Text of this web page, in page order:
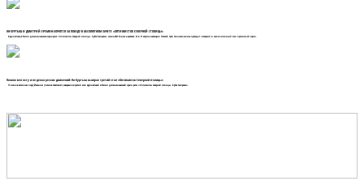
ЯН КУРТЫШ И ДМИТРИЙ ЕРЕМИН БОРЮТСЯ ЗА ПОБЕДУ В АБСОЛЮТНОМ ЗАЧЕТЕ «ОПТИМИСТОВ СЕВЕРНОЙ СТОЛИЦЫ»
Крупнейшая в России детско-юношеская серия регат «Оптимисты Северной столицы. Кубок Газпрома» сезона-2021 близка к развязке. 26 и 27 августа в акватории Невской губы Финского залива проходит четвертый и заключительный этап престижной серии.
Плавно вел яхту и не делал резких движений: Ян Куртыш выиграл третий этап «Оптимистов Северной столицы»
17 июля в яхтенном порту Йоханнес (поселок Советский) завершился третий этап крупнейшей в России детско-юношеской серии регат «Оптимисты Северной столицы. Кубок Газпрома».